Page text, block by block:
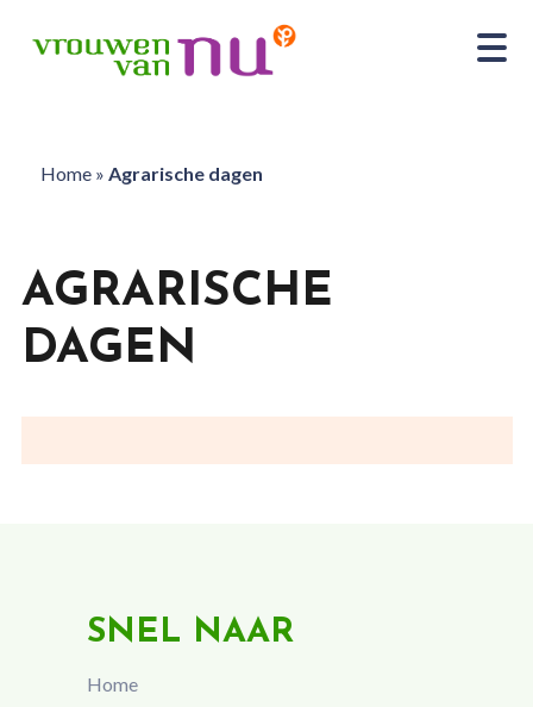
Home» Agrarische dagen
AGRARISCHE
DAGEN
SNEL NAAR
Home